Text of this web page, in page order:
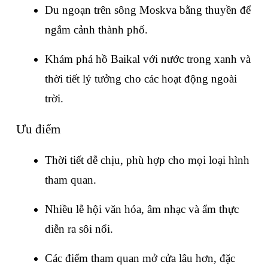
Du ngoạn trên sông Moskva bằng thuyền để
ngắm cảnh thành phố.
Khám phá hồ Baikal với nước trong xanh và
thời tiết lý tưởng cho các hoạt động ngoài
trời.
Ưu điểm
Thời tiết dễ chịu, phù hợp cho mọi loại hình
tham quan.
Nhiều lễ hội văn hóa, âm nhạc và ẩm thực
diễn ra sôi nổi.
Các điểm tham quan mở cửa lâu hơn, đặc